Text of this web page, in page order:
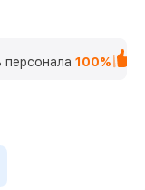
персонала 100%